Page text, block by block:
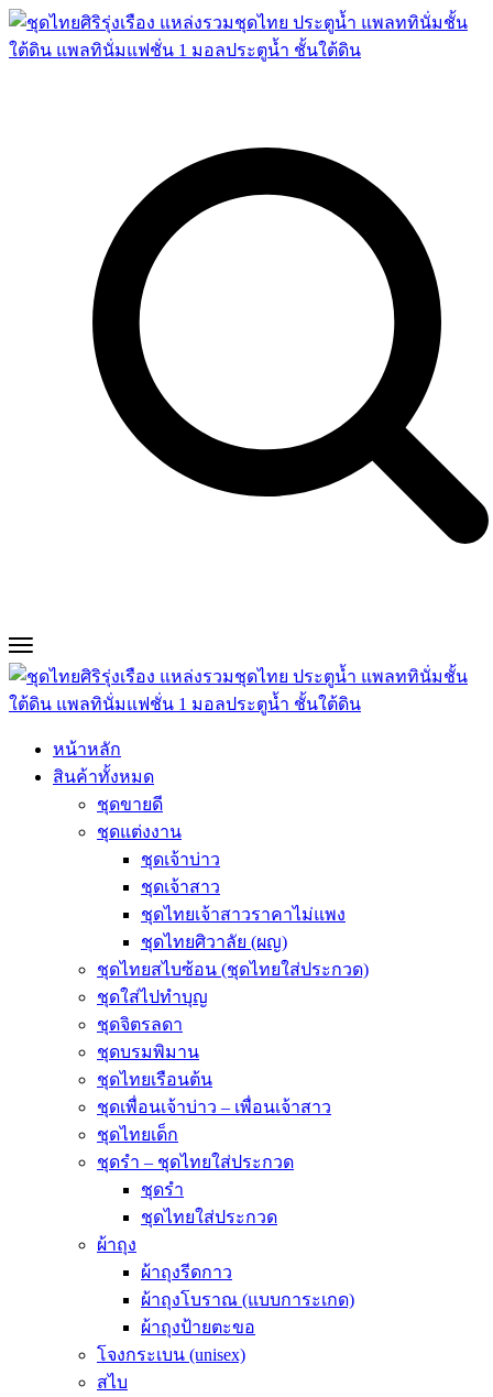
หน้าหลัก
สินค้าทั้งหมด
ชุดขายดี
ชุดแต่งงาน
ชุดเจ้าบ่าว
ชุดเจ้าสาว
ชุดไทยเจ้าสาวราคาไม่แพง
ชุดไทยศิวาลัย (ผญ)
ชุดไทยสไบซ้อน (ชุดไทยใส่ประกวด)
ชุดใส่ไปทำบุญ
ชุดจิตรลดา
ชุดบรมพิมาน
ชุดไทยเรือนต้น
ชุดเพื่อนเจ้าบ่าว – เพื่อนเจ้าสาว
ชุดไทยเด็ก
ชุดรำ – ชุดไทยใส่ประกวด
ชุดรำ
ชุดไทยใส่ประกวด
ผ้าถุง
ผ้าถุงรีดกาว
ผ้าถุงโบราณ (แบบการะเกด)
ผ้าถุงป้ายตะขอ
โจงกระเบน (unisex)
สไบ